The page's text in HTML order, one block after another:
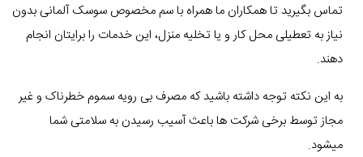
تماس بگیرید تا همکاران ما همراه با سم مخصوص سوسک آلمانی بدون
نیاز به تعطیلی محل کار و یا تخلیه منزل، این خدمات را برایتان انجام
دهند.
به این نکته توجه داشته باشید که مصرف بی رویه سموم خطرناک و غیر
مجاز توسط برخی شرکت ها باعث آسیب رسیدن به سلامتی شما
میشود.